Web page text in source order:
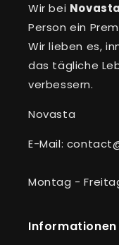
Wir bei Novasta
Person ein
Wir lieben es,
das tägliche
verbessern.
Novasta
E-Mail:
Montag -
Informationen